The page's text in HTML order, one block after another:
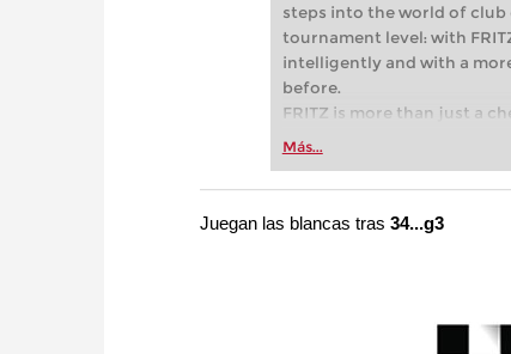
steps into the world of club
tournament level: with
intelligently and with a
before.
FRITZ is more than just a
Whether you’re taking
more efficiently,
approach than ever before.
Más...
Juegan las blancas tras 34...g3